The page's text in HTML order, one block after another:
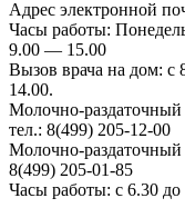
Адрес электронной
Часы работы:
9.00 — 15.00
Вызов врача на дом: с
14.00.
Молочно-
тел.: 8(499) 205-12-00
Молочно-
8(499) 205-01-85
Часы работы: с 6.30